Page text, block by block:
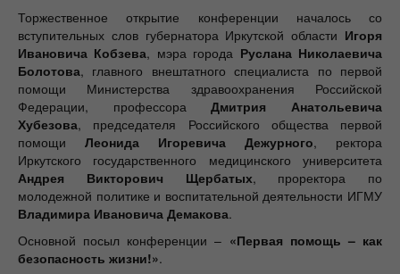
Торжественное открытие конференции началось со
вступительных слов губернатора Иркутской области Игоря
Ивановича Кобзева, мэра города Руслана Николаевича
Болотова, главного внештатного специалиста по первой
помощи Министерства здравоохранения Российской
Федерации, профессораДмитрия Анатольевича
Хубезова, председателя Российского общества первой
помощи Леонида Игоревича Дежурного, ректора
Иркутского государственного медицинского университета
Андрея Викторович Щербатых, проректора по
молодежной политике и воспитательной деятельности ИГМУ
Владимира Ивановича Демакова.
Основной посыл конференции – «Первая помощь – как
безопасность жизни!».